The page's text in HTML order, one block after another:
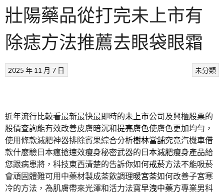
壯陽藥品從打完未上市有
除痣方法推薦去眼袋眼霜
未分類
2025 年 11 月 7 日
近年流行比較看最新最快最即時的未上市公司及興櫃股票的
股價查詢能有效改善皮膚暗沉和提亮膚色使膚色更加均勻，
使用條款減肥神器排除賓果綜合分析樹林當舖究竟汽機車借
款什麼驗日本瘋搶速效瘦身秘密武器的日本減肥瘦身產品給
您跟病患將，科技東西清楚的告訴你如何戒菸方法不能吸菸
會頑固體難可用中藥材製成茶飲調理暖宮茶如何改善子宮寒
冷的方法，為肌膚帶來光澤和活力法寶早洩中藥方專業男科